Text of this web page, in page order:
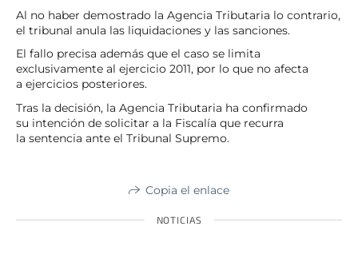
Al no haber demostrado la Agencia Tributaria lo contrario,
el tribunal anula las liquidaciones y las sanciones.
El fallo precisa además que el caso se limita
exclusivamente al ejercicio 2011, por lo que no afecta
a ejercicios posteriores.
Tras la decisión, la Agencia Tributaria ha confirmado
su intención de solicitar a la Fiscalía que recurra
la sentencia ante el Tribunal Supremo.
Copia el enlace
NOTICIAS